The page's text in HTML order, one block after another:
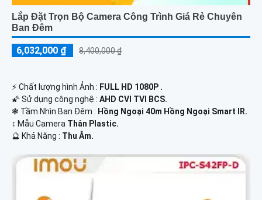
Lắp Đặt Trọn Bộ Camera Công Trình Giá Rẻ Chuyên
Ban Đêm
6,032,000 ₫ 8,400,000 ₫
️⚡ Chất lượng hình Ảnh : FULL HD 1080P .
🌠 Sử dụng công nghệ : AHD CVI TVI BCS.
❃ Tầm Nhìn Ban Đêm : Hồng Ngoại 40m Hồng Ngoại Smart IR.
↕️ Mẫu Camera Thân Plastic.
️🔮 Khả Năng : Thu Âm.